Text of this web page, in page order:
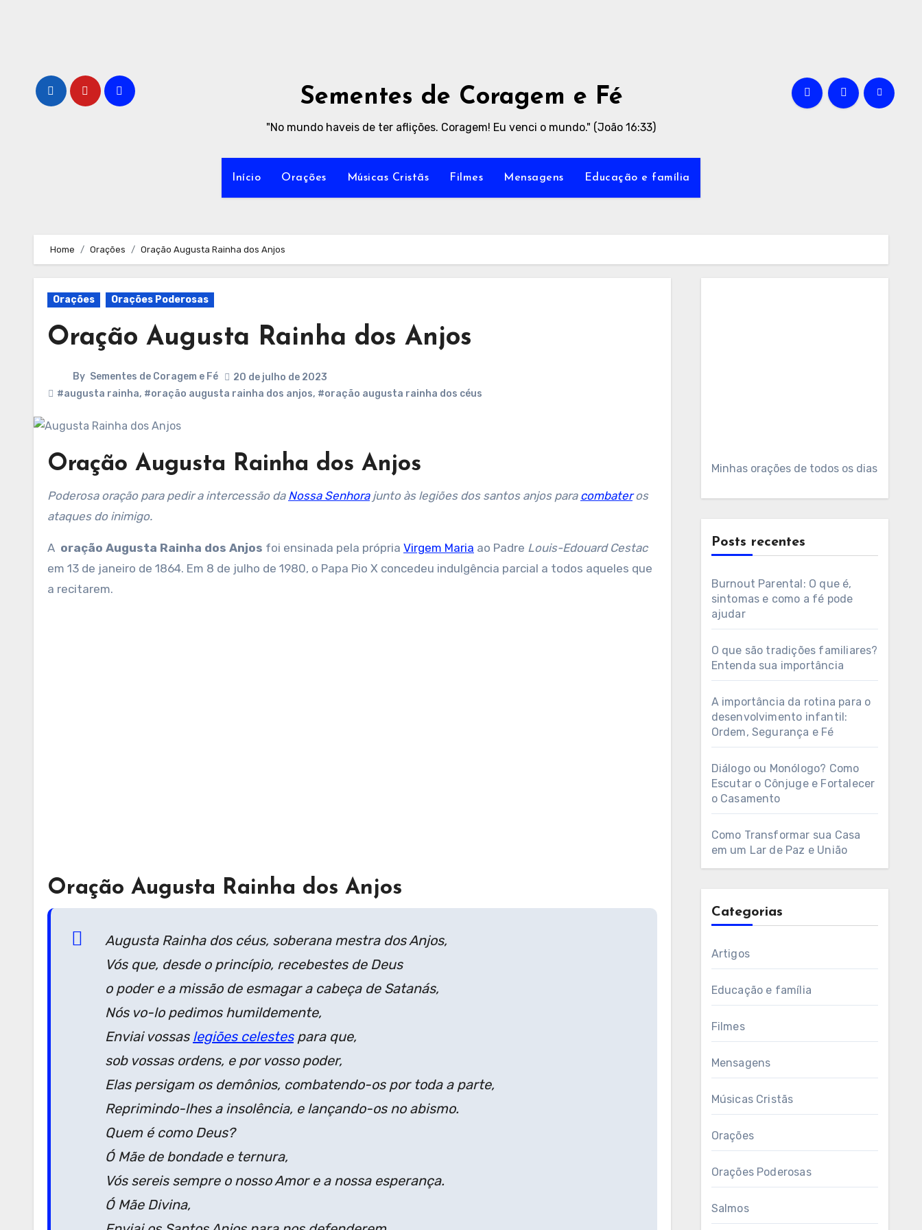
Sementes de Coragem e Fé
"No mundo haveis de ter aflições. Coragem! Eu venci o mundo." (João 16:33)
Início Orações Músicas Cristãs Filmes Mensagens Educação e família
Home Orações Oração Augusta Rainha dos Anjos
Orações Orações Poderosas
Oração Augusta Rainha dos Anjos
By Sementes de Coragem e Fé
20 de julho de 2023
#augusta rainha, #oração augusta rainha dos anjos, #oração augusta rainha dos céus
Oração Augusta Rainha dos Anjos
Poderosa oração para pedir a intercessão da Nossa Senhorajunto às legiões dos santos anjos para combateros
ataques do inimigo.
A oração Augusta Rainha dos Anjos foi ensinada pela própria Virgem Maria ao Padre Louis-Edouard Cestac
em 13 de janeiro de 1864. Em 8 de julho de 1980, o Papa Pio X concedeu indulgência parcial a todos aqueles que
a recitarem.
Oração Augusta Rainha dos Anjos
Augusta Rainha dos céus, soberana mestra dos Anjos,
Vós que, desde o princípio, recebestes de Deus
o poder e a missão de esmagar a cabeça de Satanás,
Nós vo-lo pedimos humildemente,
Enviai vossas legiões celestespara que,
sob vossas ordens, e por vosso poder,
Elas persigam os demônios, combatendo-os por toda a parte,
Reprimindo-lhes a insolência, e lançando-os no abismo.
Quem é como Deus?
Ó Mãe de bondade e ternura,
Vós sereis sempre o nosso Amor e a nossa esperança.
Ó Mãe Divina,
Minhas orações de todos os dias
Posts recentes
Burnout Parental: O que é,
sintomas e como a fé pode
ajudar
O que são tradições familiares?
Entenda sua importância
A importância da rotina para o
desenvolvimento infantil:
Ordem, Segurança e Fé
Diálogo ou Monólogo? Como
Escutar o Cônjuge e Fortalecer
o Casamento
Como Transformar sua Casa
em um Lar de Paz e União
Categorias
Artigos
Educação e família
Filmes
Mensagens
Músicas Cristãs
Orações
Orações Poderosas
Salmos